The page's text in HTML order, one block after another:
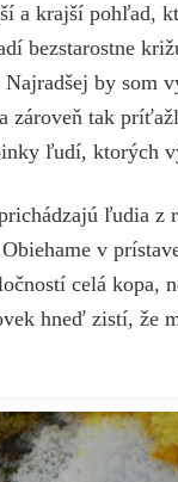
a krajší pohľad,
bezstarostne
Najradšej by som
zároveň tak
ľudí, ktorých
ľudia z
v
celá kopa,
hneď zistí, že